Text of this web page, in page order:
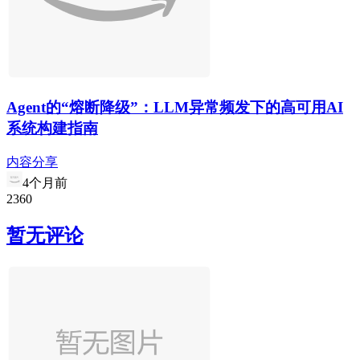
Agent的“熔断降级”：LLM异常频发下的高可用AI
系统构建指南
内容分享
4个月前
2360
暂无评论